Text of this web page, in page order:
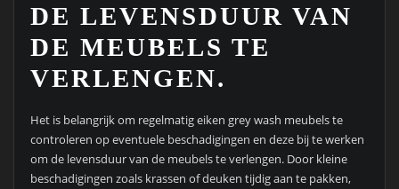
DE LEVENSDUUR VAN
DE MEUBELS TE
VERLENGEN.
Het is belangrijk om regelmatig eiken grey wash meubels te
controleren op eventuele beschadigingen en deze bij te werken
om de levensduur van de meubels te verlengen. Door kleine
beschadigingen zoals krassen of deuken tijdig aan te pakken,